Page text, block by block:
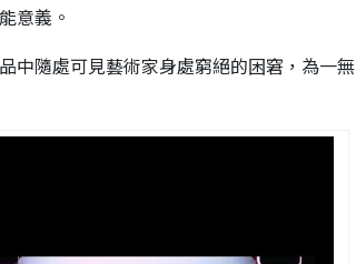
意義。
中隨處可見藝術家身處窮絕的困窘，為一無